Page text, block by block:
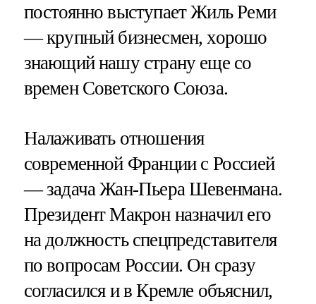
постоянно выступает Жиль Реми
— крупный бизнесмен, хорошо
знающий нашу страну еще со
времен Советского Союза.
Налаживать отношения
современной Франции с Россией
— задача Жан-Пьера Шевенмана.
Президент Макрон назначил его
на должность спецпредставителя
по вопросам России. Он сразу
согласился и в Кремле объяснил,